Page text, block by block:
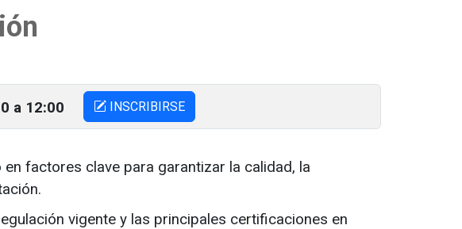
a 12:00 INSCRIBIRSE
factores clave para garantizar la calidad, la
vigente y las principales certificaciones en